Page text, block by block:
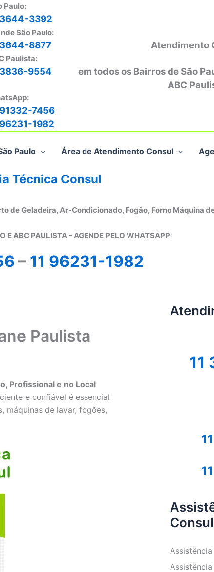
Paulo:
3644-3392
São Paulo:
3644-8877
Paulista:
3836-9554
91332-7456
96231-1982
Atendimento
em todos os Bairros de São
ABC
Paulo Área de Atendimento Consul
Técnica Consul
de Geladeira, Ar-Condicionado, Fogão, Forno Máquina
E ABC PAULISTA - AGENDE PELO WHATSAPP:
– 11 96231-1982
Paulista
Profissional e no Local
e confiável é essencial
máquinas de lavar, fogões,
11